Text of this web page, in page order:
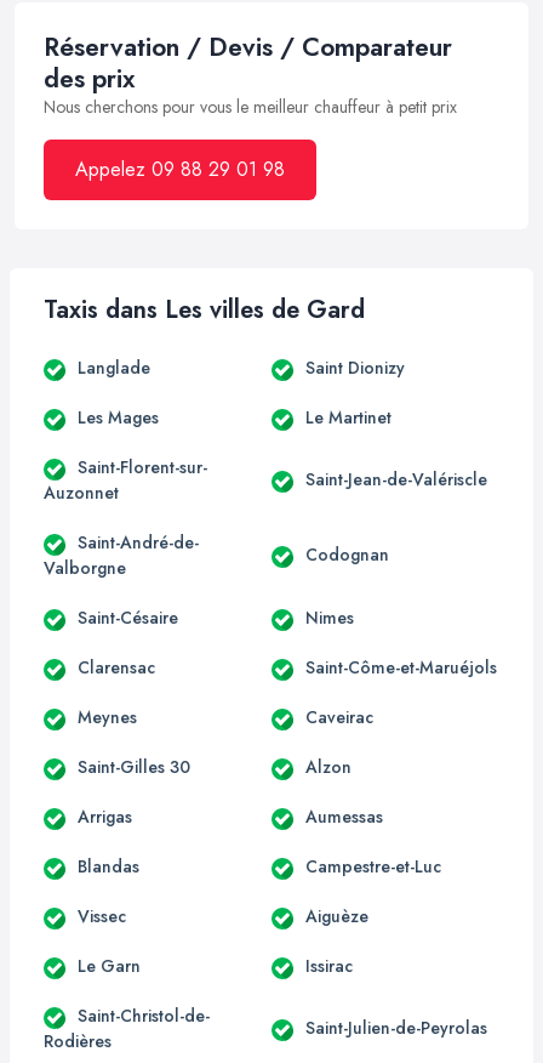
Réservation / Devis / Comparateur
des prix
Nous cherchons pour vous le meilleur chauffeur à petit prix
Appelez 09 88 29 01 98
Taxis dans Les villes de Gard
Langlade Saint Dionizy
Les Mages Le Martinet
Saint-Florent-sur-
Auzonnet
Saint-Jean-de-Valériscle
Saint-André-de-
Valborgne
Codognan
Saint-Césaire Nimes
Clarensac Saint-Côme-et-Maruéjols
Meynes Caveirac
Saint-Gilles 30 Alzon
Arrigas Aumessas
Blandas Campestre-et-Luc
Vissec Aiguèze
Le Garn Issirac
Saint-Christol-de-
Rodières
Saint-Julien-de-Peyrolas